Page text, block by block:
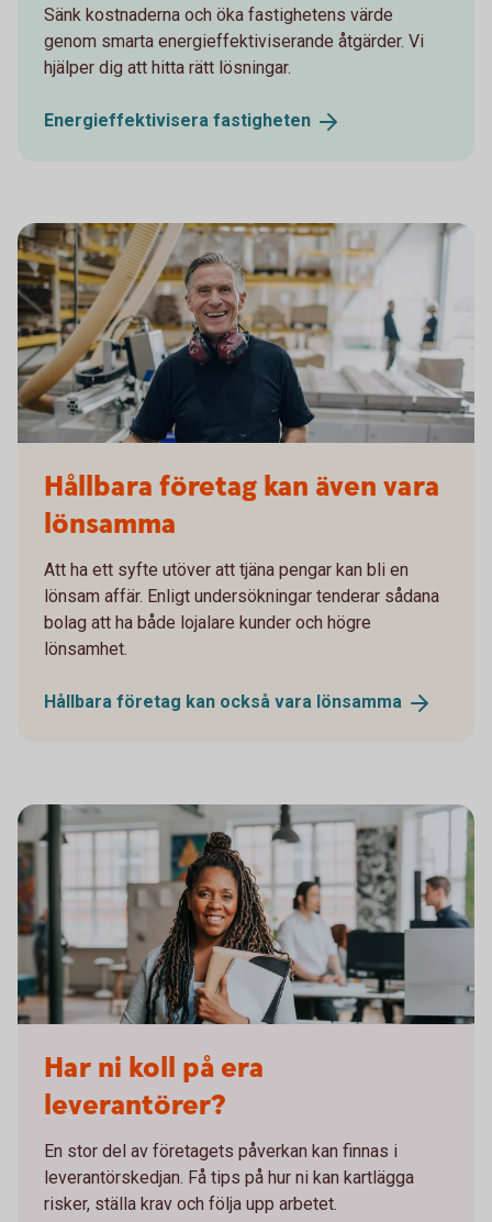
Sänk kostnaderna och öka fastighetens värde
genom smarta energieffektiviserande åtgärder. Vi
hjälper dig att hitta rätt lösningar.
Energieffektivisera fastigheten
Hållbara företag kan även vara
lönsamma
Att ha ett syfte utöver att tjäna pengar kan bli en
lönsam affär. Enligt undersökningar tenderar sådana
bolag att ha både lojalare kunder och högre
lönsamhet.
Hållbara företag kan också vara lönsamma
Har ni koll på era
leverantörer?
En stor del av företagets påverkan kan finnas i
leverantörskedjan. Få tips på hur ni kan kartlägga
risker, ställa krav och följa upp arbetet.